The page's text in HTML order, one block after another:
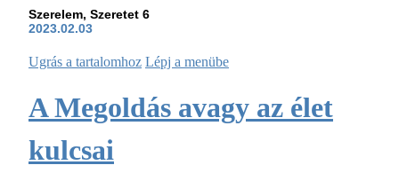
Szerelem, Szeretet 6
2023.02.03
Ugrás a tartalomhoz Lépj a menübe
A Megoldás avagy az élet
kulcsai